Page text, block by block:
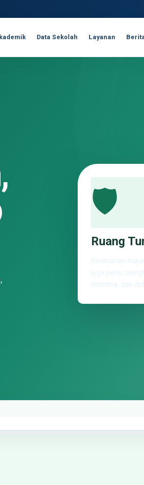
Data Sekolah Layanan
🛡️
Ruang
Keamanan
juga perlu
diterima, dan